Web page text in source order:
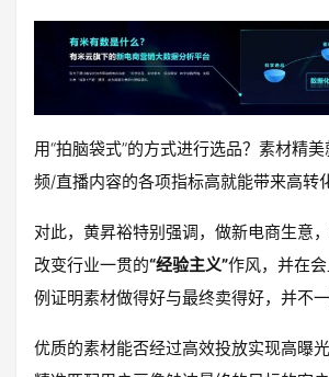
用“拍脑袋式”的方式进行选品？素材精
频/直播内容的各项指标高就能带来高转
对此，黄昇裕特别强调，做新电商生意
改变行业一贯的“经验主义”作风，并在
例证明素材做得好与最终卖得好，并不一
优质的素材能否经过高效投放实现高曝